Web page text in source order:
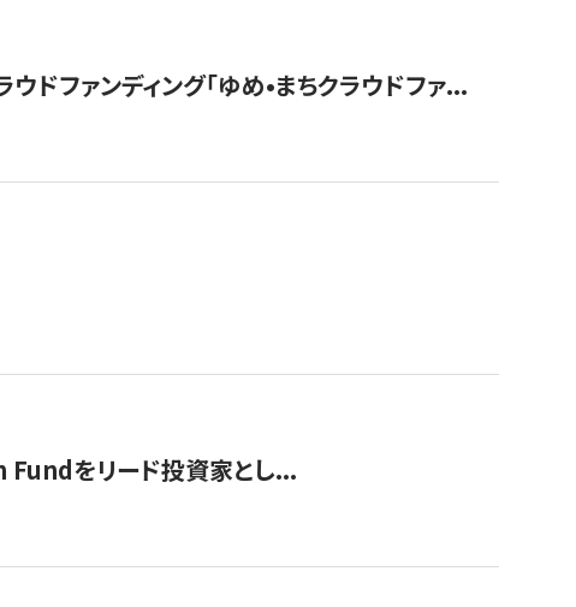
ドファンディング「ゆめ•まちクラウドファ...
Fundをリード投資家とし...